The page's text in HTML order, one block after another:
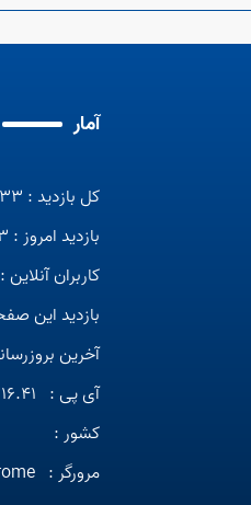
آمار
کل بازدید : 31163933 نفر
بازدید امروز : 34833 نفر
کاربران آنلاین : 31 نفر
بازدید این صفحه :
آخرین بروزرسانی : 1405/05/
آی پی :
کشور :
مرورگر :